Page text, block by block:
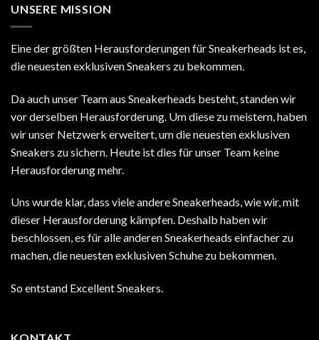
UNSERE MISSION
Eine der größten Herausforderungen für Sneakerheads ist es,
die neuesten exklusiven Sneakers zu bekommen.
Da auch unser Team aus Sneakerheads besteht, standen wir
vor derselben Herausforderung. Um diese zu meistern, haben
wir unser Netzwerk erweitert, um die neuesten exklusiven
Sneakers zu sichern. Heute ist dies für unser Team keine
Herausforderung mehr.
Uns wurde klar, dass viele andere Sneakerheads, wie wir, mit
dieser Herausforderung kämpfen. Deshalb haben wir
beschlossen, es für alle anderen Sneakerheads einfacher zu
machen, die neuesten exklusiven Schuhe zu bekommen.
So entstand Excellent Sneakers.